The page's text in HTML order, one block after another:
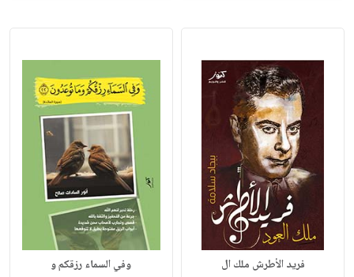
فريد الأطرش ملك ال وفي السماء رزقكم و